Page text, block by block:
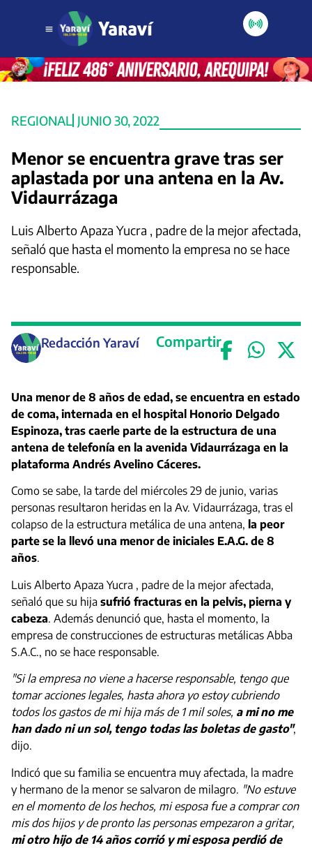
REGIONAL JUNIO 30, 2022
Menor se encuentra grave tras ser
aplastada por una antena en la Av.
Vidaurrázaga
Luis Alberto Apaza Yucra , padre de la mejor afectada,
señaló que hasta el momento la empresa no se hace
responsable.
Redacción Yaraví Compartir
Una menor de 8 años de edad, se encuentra en estado
de coma, internada en el hospital Honorio Delgado
Espinoza, tras caerle parte de la estructura de una
antena de telefonía en la avenida Vidaurrázaga en la
plataforma Andrés Avelino Cáceres.
Como se sabe, la tarde del miércoles 29 de junio, varias
personas resultaron heridas en la Av. Vidaurrázaga, tras el
colapso de la estructura metálica de una antena, la peor
parte se la llevó una menor de iniciales E.A.G. de 8
años.
Luis Alberto Apaza Yucra , padre de la mejor afectada,
señaló que su hija sufrió fracturas en la pelvis, pierna y
cabeza. Además denunció que, hasta el momento, la
empresa de construcciones de estructuras metálicas Abba
S.A.C., no se hace responsable.
"Si la empresa no viene a hacerse responsable, tengo que
tomar acciones legales, hasta ahora yo estoy cubriendo
todos los gastos de mi hija más de 1 mil soles, a mi no me
han dado ni un sol, tengo todas las boletas de gasto",
dijo.
Indicó que su familia se encuentra muy afectada, la madre
y hermano de la menor se salvaron de milagro. "No estuve
en el momento de los hechos, mi esposa fue a comprar con
mis dos hijos y de pronto las personas empezaron a gritar,
mi otro hijo de 14 años corrió y mi esposa perdió de